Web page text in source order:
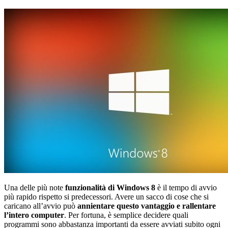
Una delle più note funzionalità di Windows 8 è il tempo di avvio
più rapido rispetto si predecessori. Avere un sacco di cose che si
caricano all’avvio può annientare questo vantaggio e rallentare
l’intero computer. Per fortuna, è semplice decidere quali
programmi sono abbastanza importanti da essere avviati subito ogni